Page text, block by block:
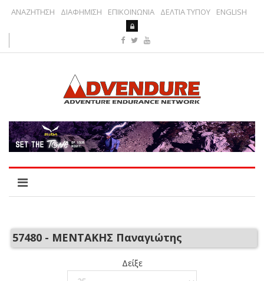
ΑΝΑΖΗΤΗΣΗ ΔΙΑΦΗΜΙΣΗ ΕΠΙΚΟΙΝΩΝΙΑ ΔΕΛΤΙΑ ΤΥΠΟΥ ENGLISH
57480 - ΜΕΝΤΑΚΗΣ Παναγιώτης
Δείξε